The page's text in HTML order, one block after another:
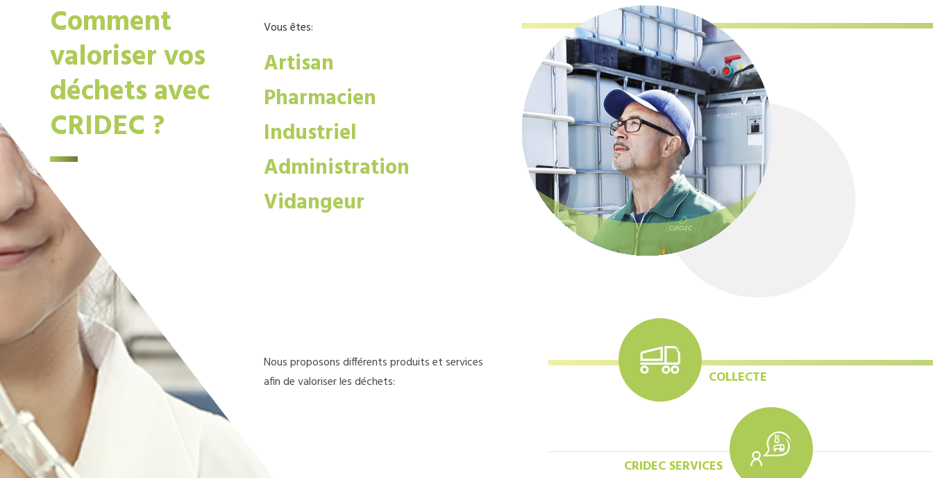
Comment
valoriser vos
déchets avec
CRIDEC ?
Vous êtes:
Artisan
Pharmacien
Industriel
Administration
Vidangeur
Nous proposons différents produits et services
afin de valoriser les déchets:
COLLECTE
CRIDEC SERVICES